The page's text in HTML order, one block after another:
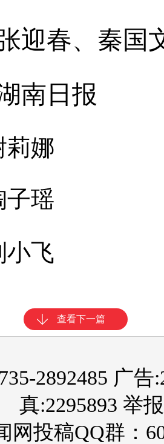
迎春、秦国
南日报
莉娜
子瑶
小飞
查看下一篇
2892485 广告
真:2295893 举
网投稿QQ群：